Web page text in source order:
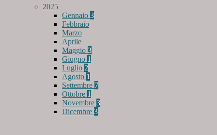
2025
Gennaio 3
Febbraio
Marzo
Aprile
Maggio 3
Giugno 1
Luglio 2
Agosto 1
Settembre 7
Ottobre 1
Novembre 3
Dicembre 3